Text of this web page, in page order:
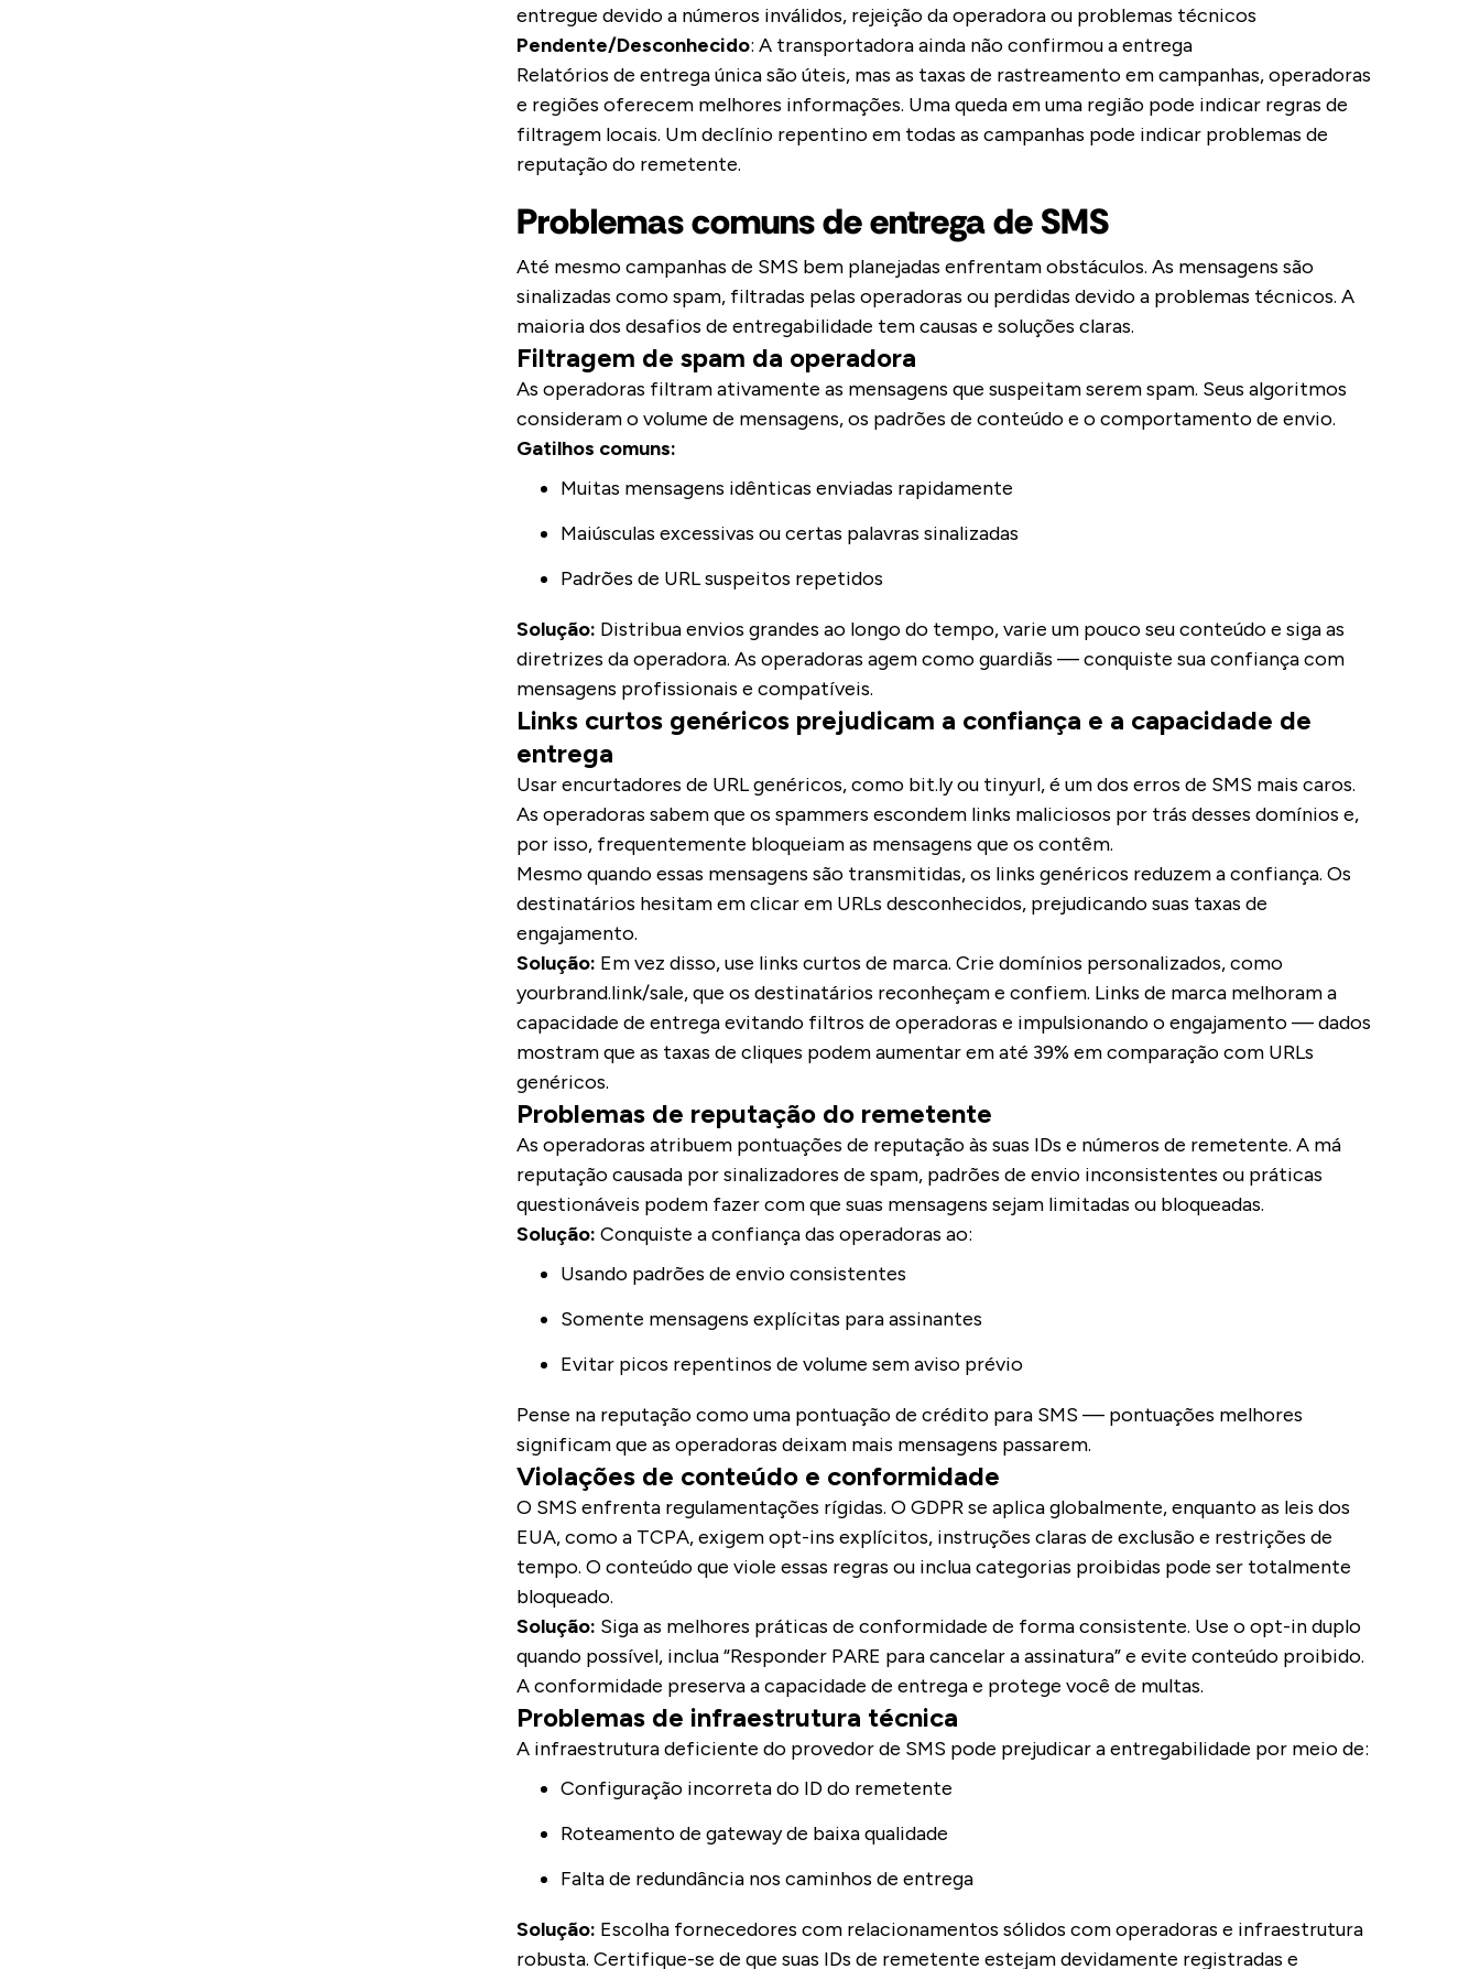
entregue devido a números inválidos, rejeição da operadora ou problemas técnicos
Pendente/Desconhecido: A transportadora ainda não confirmou a entrega
Relatórios de entrega única são úteis, mas as taxas de rastreamento em campanhas, operadoras
e regiões oferecem melhores informações. Uma queda em uma região pode indicar regras de
filtragem locais. Um declínio repentino em todas as campanhas pode indicar problemas de
reputação do remetente.
Problemas comuns de entrega de SMS
Até mesmo campanhas de SMS bem planejadas enfrentam obstáculos. As mensagens são
sinalizadas como spam, filtradas pelas operadoras ou perdidas devido a problemas técnicos. A
maioria dos desafios de entregabilidade tem causas e soluções claras.
Filtragem de spam da operadora
As operadoras filtram ativamente as mensagens que suspeitam serem spam. Seus algoritmos
consideram o volume de mensagens, os padrões de conteúdo e o comportamento de envio.
Gatilhos comuns:
Muitas mensagens idênticas enviadas rapidamente
Maiúsculas excessivas ou certas palavras sinalizadas
Padrões de URL suspeitos repetidos
Solução: Distribua envios grandes ao longo do tempo, varie um pouco seu conteúdo e siga as
diretrizes da operadora. As operadoras agem como guardiãs — conquiste sua confiança com
mensagens profissionais e compatíveis.
Links curtos genéricos prejudicam a confiança e a capacidade de
entrega
Usar encurtadores de URL genéricos, como bit.ly ou tinyurl, é um dos erros de SMS mais caros.
As operadoras sabem que os spammers escondem links maliciosos por trás desses domínios e,
por isso, frequentemente bloqueiam as mensagens que os contêm.
Mesmo quando essas mensagens são transmitidas, os links genéricos reduzem a confiança. Os
destinatários hesitam em clicar em URLs desconhecidos, prejudicando suas taxas de
engajamento.
Solução: Em vez disso, use links curtos de marca. Crie domínios personalizados, como
yourbrand.link/sale, que os destinatários reconheçam e confiem. Links de marca melhoram a
capacidade de entrega evitando filtros de operadoras e impulsionando o engajamento — dados
mostram que as taxas de cliques podem aumentar em até 39% em comparação com URLs
genéricos.
Problemas de reputação do remetente
As operadoras atribuem pontuações de reputação às suas IDs e números de remetente. A má
reputação causada por sinalizadores de spam, padrões de envio inconsistentes ou práticas
questionáveis podem fazer com que suas mensagens sejam limitadas ou bloqueadas.
Solução: Conquiste a confiança das operadoras ao:
Usando padrões de envio consistentes
Somente mensagens explícitas para assinantes
Evitar picos repentinos de volume sem aviso prévio
Pense na reputação como uma pontuação de crédito para SMS — pontuações melhores
significam que as operadoras deixam mais mensagens passarem.
Violações de conteúdo e conformidade
O SMS enfrenta regulamentações rígidas. O GDPR se aplica globalmente, enquanto as leis dos
EUA, como a TCPA, exigem opt-ins explícitos, instruções claras de exclusão e restrições de
tempo. O conteúdo que viole essas regras ou inclua categorias proibidas pode ser totalmente
bloqueado.
Solução: Siga as melhores práticas de conformidade de forma consistente. Use o opt-in duplo
quando possível, inclua “Responder PARE para cancelar a assinatura” e evite conteúdo proibido.
A conformidade preserva a capacidade de entrega e protege você de multas.
Problemas de infraestrutura técnica
A infraestrutura deficiente do provedor de SMS pode prejudicar a entregabilidade por meio de:
Configuração incorreta do ID do remetente
Roteamento de gateway de baixa qualidade
Falta de redundância nos caminhos de entrega
Solução: Escolha fornecedores com relacionamentos sólidos com operadoras e infraestrutura
robusta. Certifique-se de que suas IDs de remetente estejam devidamente registradas e